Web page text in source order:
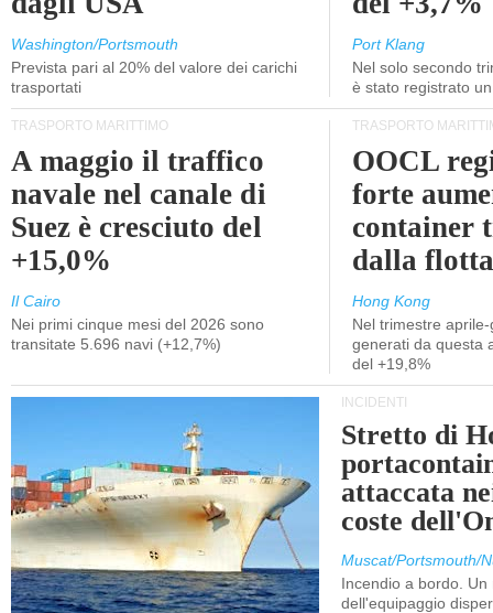
Washington/Portsmouth
Prevista pari al 20% del valore dei carichi
trasportati
Port Klang
Nel solo secondo
è stato registrato
TRASPORTO MARITTIMO
A maggio il traffico
navale nel canale di
Suez è cresciuto del
+15,0%
Il Cairo
Nei primi cinque mesi del 2026 sono
transitate 5.696 navi (+12,7%)
TRASPORTO
OOCL
forte
container
dalla
Hong Kong
Nel trimestre
generati da questa
del +19,8%
INCIDENTI
Stretto di
attaccata
coste
Muscat/Portsmouth/
Incendio a bordo. Un
dell'equipaggio